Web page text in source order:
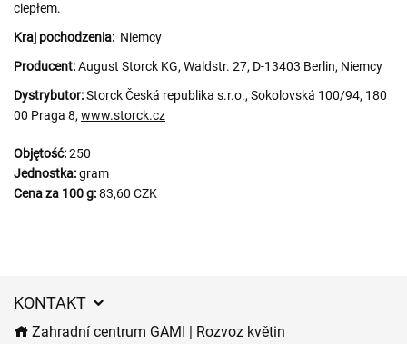
ciepłem.
Kraj pochodzenia: Niemcy
Producent:August Storck KG, Waldstr. 27, D-13403 Berlin, Niemcy
Dystrybutor:Storck Česká republika s.r.o., Sokolovská 100/94, 180
00 Praga 8, www.storck.cz
Objętość:250
Jednostka:gram
Cena za 100 g:83,60 CZK
KONTAKT
Zahradní centrum GAMI | Rozvoz květin